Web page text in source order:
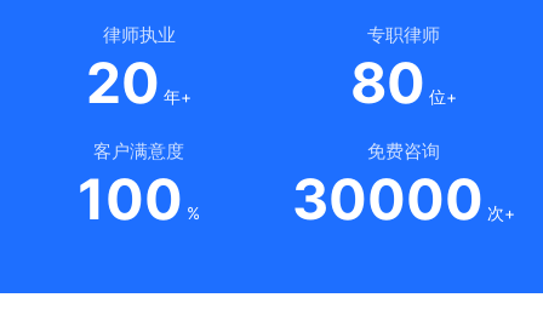
律师执业
20 年+
专职律师
80 位+
客户满意度
100 %
免费咨询
30000 次+